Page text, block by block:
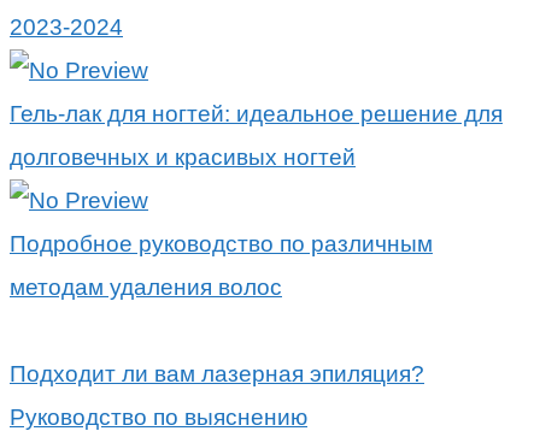
2023-2024
Гель-лак для ногтей: идеальное решение для
долговечных и красивых ногтей
Подробное руководство по различным
методам удаления волос
Подходит ли вам лазерная эпиляция?
Руководство по выяснению